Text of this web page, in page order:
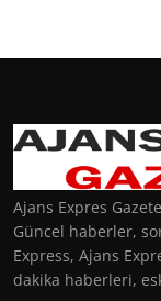
Ajans Expres
Güncel haberler,
Express, Ajans
dakika haberleri,